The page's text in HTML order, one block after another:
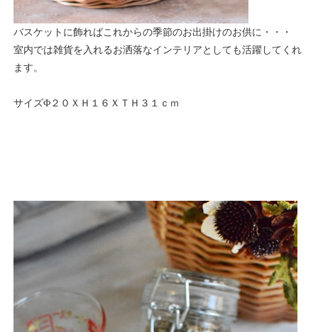
バスケットに飾ればこれからの季節のお出掛けのお供に・・・
室内では雑貨を入れるお洒落なインテリアとしても活躍してくれ
ます。
サイズΦ２０ＸＨ１６ＸＴＨ３１ｃｍ